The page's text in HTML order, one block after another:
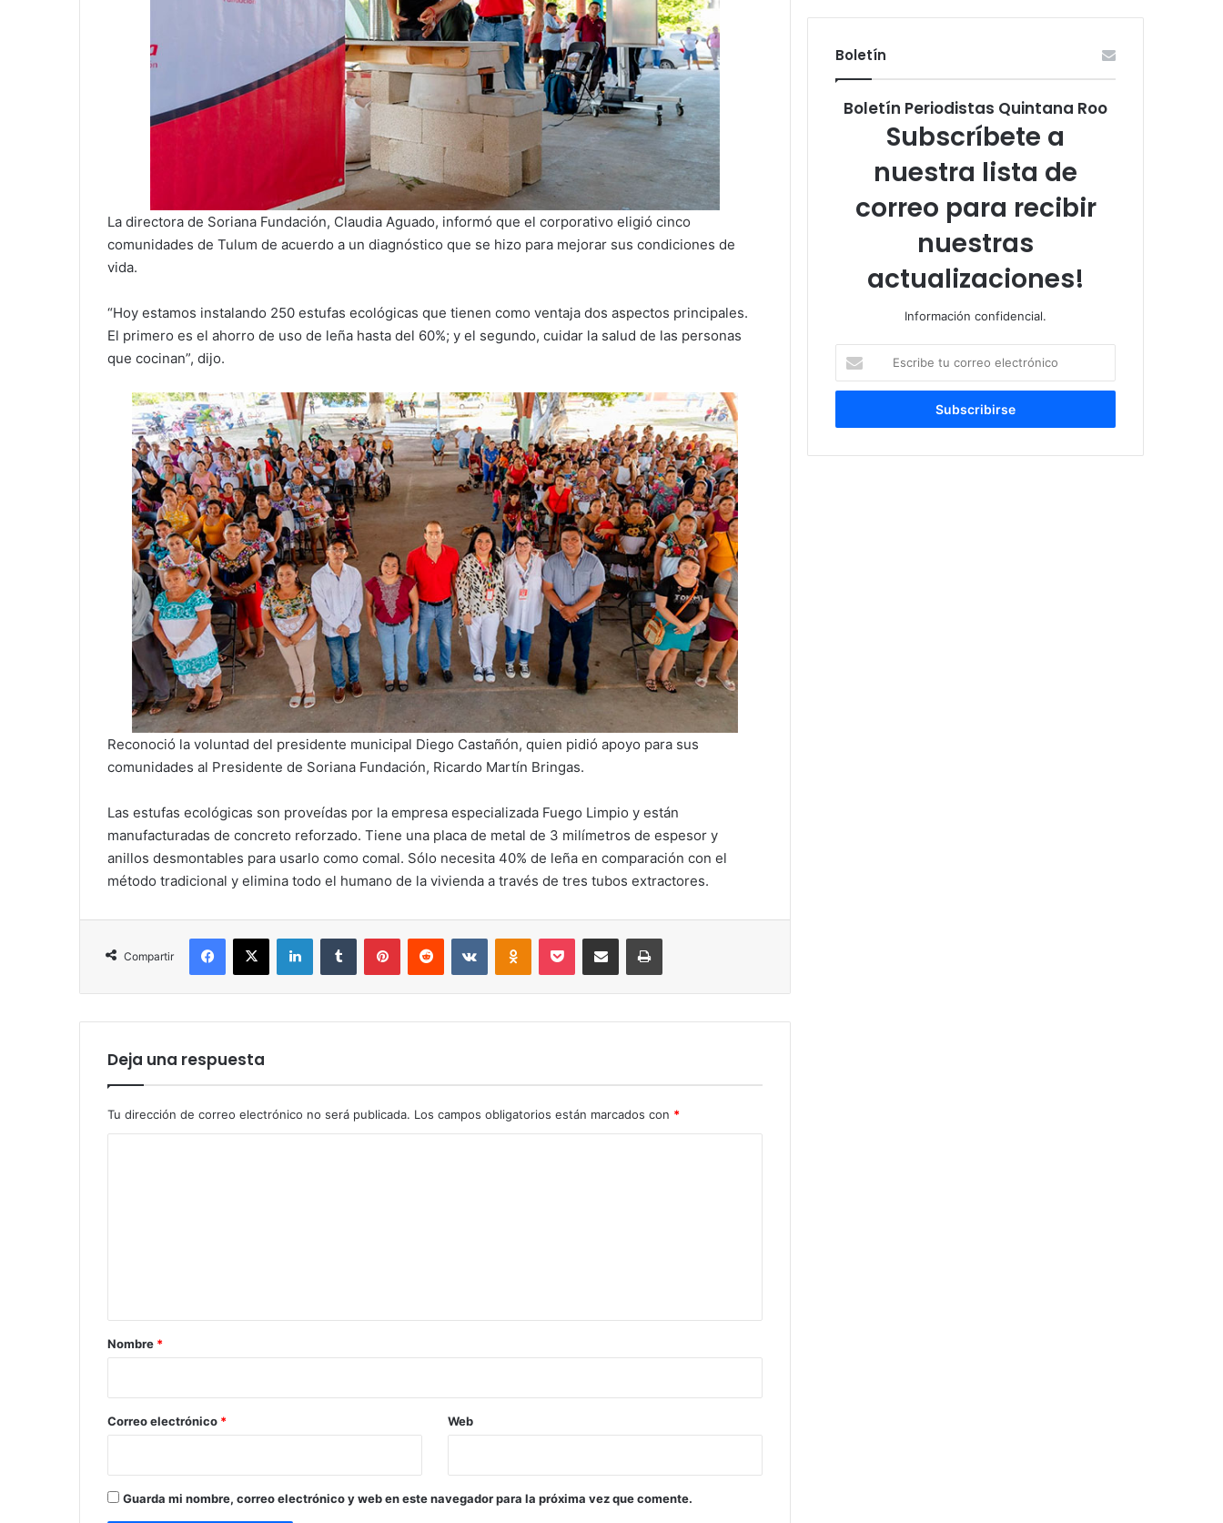
La directora de Soriana Fundación, Claudia Aguado, informó que el corporativo eligió cinco
comunidades de Tulum de acuerdo a un diagnóstico que se hizo para mejorar sus condiciones de
vida.
“Hoy estamos instalando 250 estufas ecológicas que tienen como ventaja dos aspectos principales.
El primero es el ahorro de uso de leña hasta del 60%; y el segundo, cuidar la salud de las personas
que cocinan”, dijo.
Reconoció la voluntad del presidente municipal Diego Castañón, quien pidió apoyo para sus
comunidades al Presidente de Soriana Fundación, Ricardo Martín Bringas.
Las estufas ecológicas son proveídas por la empresa especializada Fuego Limpio y están
manufacturadas de concreto reforzado. Tiene una placa de metal de 3 milímetros de espesor y
anillos desmontables para usarlo como comal. Sólo necesita 40% de leña en comparación con el
método tradicional y elimina todo el humano de la vivienda a través de tres tubos extractores.
Compartir
Facebook
X LinkedInTumblr PinterestReddit VKontakteOdnoklassniki
Pocket Compartir por correo electrónicoImprimir
Deja una respuesta
Tu dirección de correo electrónico no será publicada. Los campos obligatorios están marcados con *
r
*
Nombre *
Correo electrónico * Web
Guarda mi nombre, correo electrónico y web en este navegador para la próxima vez que comente.
Boletín
Boletín Periodistas Quintana Roo
Subscríbete a
nuestra lista de
correo para recibir
nuestras
actualizaciones!
Información confidencial.
tu
correo